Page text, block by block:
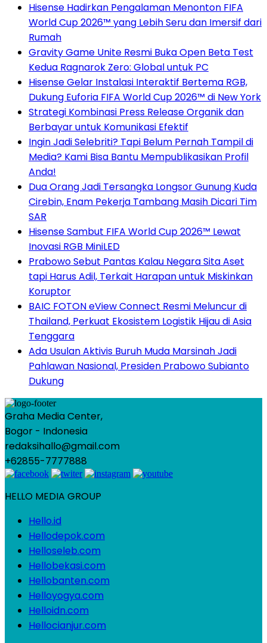
Hisense Hadirkan Pengalaman Menonton FIFA
World Cup 2026™ yang Lebih Seru dan Imersif dari
Rumah
Gravity Game Unite Resmi Buka Open Beta Test
Kedua Ragnarok Zero: Global untuk PC
Hisense Gelar Instalasi Interaktif Bertema RGB,
Dukung Euforia FIFA World Cup 2026™ di New York
Strategi Kombinasi Press Release Organik dan
Berbayar untuk Komunikasi Efektif
Ingin Jadi Selebriti? Tapi Belum Pernah Tampil di
Media? Kami Bisa Bantu Mempublikasikan Profil
Anda!
Dua Orang Jadi Tersangka Longsor Gunung Kuda
Cirebin, Enam Pekerja Tambang Masih Dicari Tim
SAR
Hisense Sambut FIFA World Cup 2026™ Lewat
Inovasi RGB MiniLED
Prabowo Sebut Pantas Kalau Negara Sita Aset
tapi Harus Adil, Terkait Harapan untuk Miskinkan
Koruptor
BAIC FOTON eView Connect Resmi Meluncur di
Thailand, Perkuat Ekosistem Logistik Hijau di Asia
Tenggara
Ada Usulan Aktivis Buruh Muda Marsinah Jadi
Pahlawan Nasional, Presiden Prabowo Subianto
Dukung
Graha Media Center,
Bogor - Indonesia
redaksihallo@gmail.com
+62855-7777888
HELLO MEDIA GROUP
Hello.id
Hellodepok.com
Helloseleb.com
Hellobekasi.com
Hellobanten.com
Helloyogya.com
Helloidn.com
Hellocianjur.com